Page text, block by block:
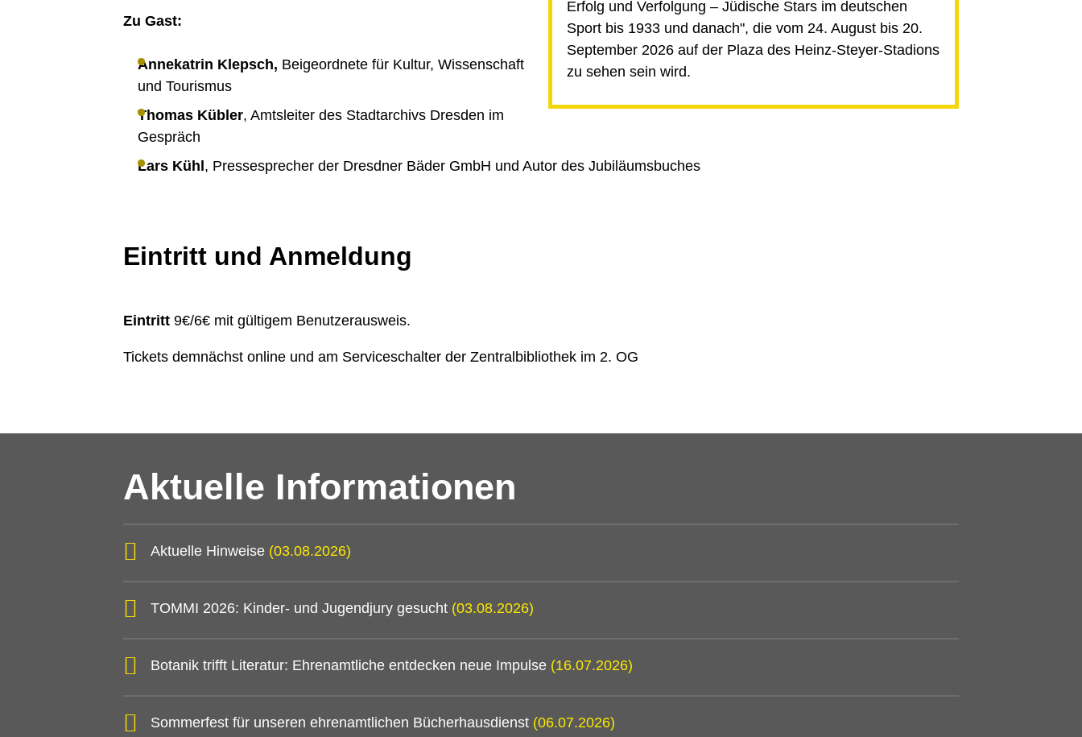
Erfolg und Verfolgung – Jüdische Stars im deutschen
Sport bis 1933 und danach", die vom 24. August bis 20.
September 2026 auf der Plaza des Heinz-Steyer-Stadions
zu sehen sein wird.
Zu Gast:
Annekatrin Klepsch, Beigeordnete für Kultur, Wissenschaft
und Tourismus
Thomas Kübler, Amtsleiter des Stadtarchivs Dresden im
Gespräch
Lars Kühl , Pressesprecher der Dresdner Bäder GmbH und Autor des Jubiläumsbuches
Eintritt und Anmeldung
Eintritt 9€/6€ mit gültigem Benutzerausweis.
Tickets demnächst online und am Serviceschalter der Zentralbibliothek im 2. OG
Aktuelle Informationen
Aktuelle Hinweise (03.08.2026)
TOMMI 2026: Kinder- und Jugendjury gesucht (03.08.2026)
Botanik trifft Literatur: Ehrenamtliche entdecken neue Impulse (16.07.2026)
Sommerfest für unseren ehrenamtlichen Bücherhausdienst (06.07.2026)